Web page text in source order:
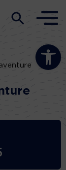
Ouvrir la